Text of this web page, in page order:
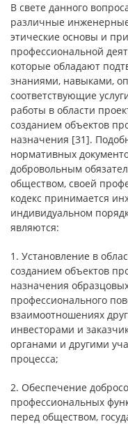
В свете данного
различные
этические основы и
профессиональной
которые обладают
знаниями, навыками,
соответствующие
работы в области
созданием объектов
назначения [31].
нормативных
добровольным
обществом, своей
кодекс принимается
индивидуальном
являются:
1. Установление в
созданием объектов
назначения
профессионального
взаимоотношениях
инвесторами и
органами и другими
процесса;
2. Обеспечение
профессиональных
перед обществом,